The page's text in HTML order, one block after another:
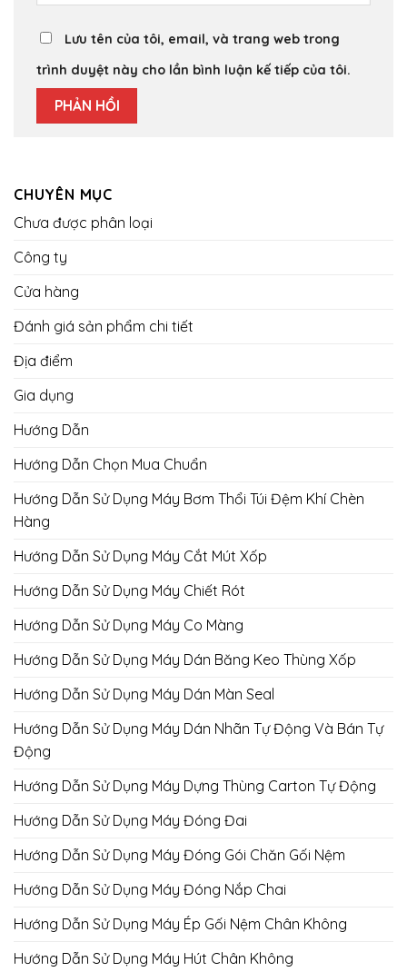
Lưu tên của tôi, email, và trang web trong
trình duyệt này cho lần bình luận kế tiếp của tôi.
CHUYÊN MỤC
Chưa được phân loại
Công ty
Cửa hàng
Đánh giá sản phẩm chi tiết
Địa điểm
Gia dụng
Hướng Dẫn
Hướng Dẫn Chọn Mua Chuẩn
Hướng Dẫn Sử Dụng Máy Bơm Thổi Túi Đệm Khí Chèn
Hàng
Hướng Dẫn Sử Dụng Máy Cắt Mút Xốp
Hướng Dẫn Sử Dụng Máy Chiết Rót
Hướng Dẫn Sử Dụng Máy Co Màng
Hướng Dẫn Sử Dụng Máy Dán Băng Keo Thùng Xốp
Hướng Dẫn Sử Dụng Máy Dán Màn Seal
Hướng Dẫn Sử Dụng Máy Dán Nhãn Tự Động Và Bán Tự
Động
Hướng Dẫn Sử Dụng Máy Dựng Thùng Carton Tự Động
Hướng Dẫn Sử Dụng Máy Đóng Đai
Hướng Dẫn Sử Dụng Máy Đóng Gói Chăn Gối Nệm
Hướng Dẫn Sử Dụng Máy Đóng Nắp Chai
Hướng Dẫn Sử Dụng Máy Ép Gối Nệm Chân Không
Hướng Dẫn Sử Dụng Máy Hút Chân Không